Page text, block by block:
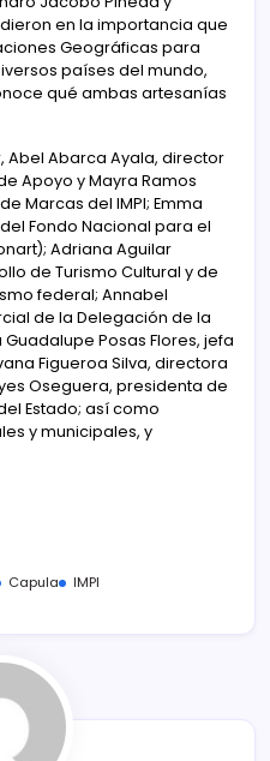
en la importancia que
Geográficas para
países del mundo,
qué ambas artesanías
Abarca Ayala, director
Apoyo y Mayra Ramos
Marcas del IMPI; Emma
Fondo Nacional para el
Adriana Aguilar
de Turismo Cultural y de
federal; Annabel
de la Delegación de la
Posas Flores, jefa
Figueroa Silva, directora
Oseguera, presidenta de
Estado; así como
y municipales, y
Capula IMPI